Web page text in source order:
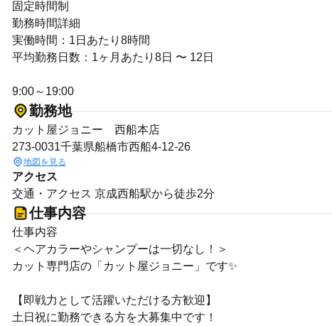
固定時間制
勤務時間詳細
実働時間：1日あたり8時間
平均勤務日数：1ヶ月あたり8日 〜 12日
9:00～19:00
勤務地
カット屋ジョニー 西船本店
273-0031千葉県船橋市西船4-12-26
地図を見る
アクセス
交通・アクセス 京成西船駅から徒歩2分
仕事内容
仕事内容
＜ヘアカラーやシャンプーは一切なし！＞
カット専門店の「カット屋ジョニー」です✨
【即戦力として活躍いただける方歓迎】
土日祝に勤務できる方を大募集中です！